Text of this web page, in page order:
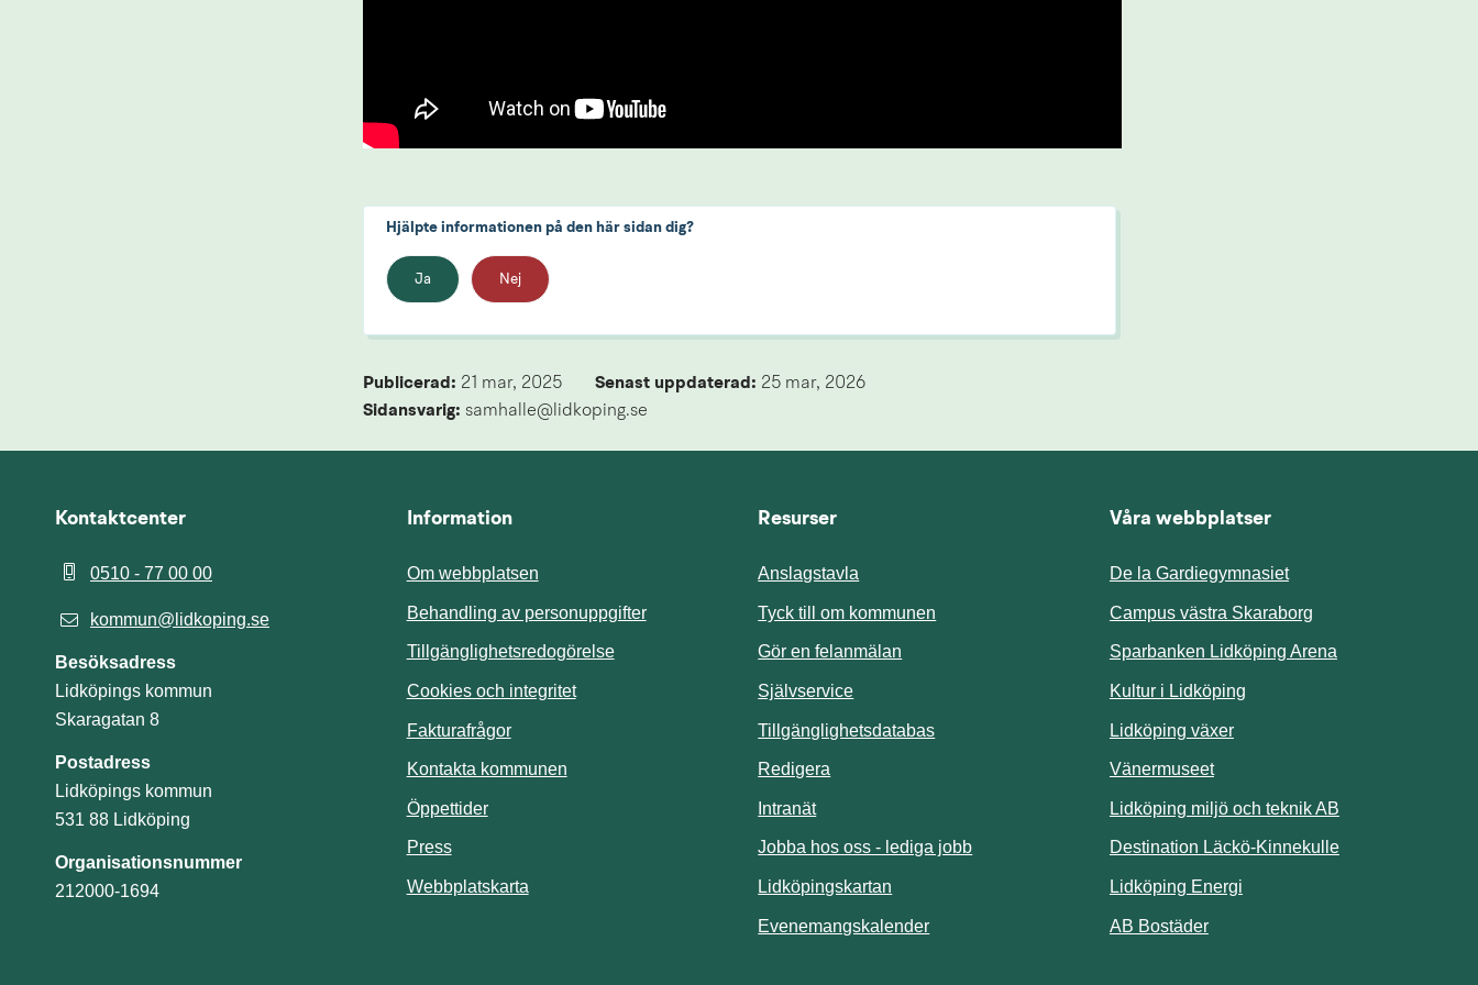
Hjälpte informationen på den här sidan dig?
Ja Nej
Publicerad: 21 mar, 2025 Senast uppdaterad: 25 mar, 2026
Sidansvarig: samhalle@lidkoping.se
Kontaktcenter
0510 - 77 00 00
kommun@lidkoping.se
Besöksadress
Lidköpings kommun
Skaragatan 8
Postadress
Lidköpings kommun
531 88 Lidköping
Organisationsnummer
212000-1694
Information
Om webbplatsen
Behandling av personuppgifter
Tillgänglighetsredogörelse
Cookies och integritet
Fakturafrågor
Kontakta kommunen
Öppettider
Press
Webbplatskarta
Resurser
Anslagstavla
Tyck till om kommunen Länk till annan webbplats.
Gör en felanmälan
SjälvserviceLänk till annan webbplats.
TillgänglighetsdatabasLänk till annan webbplats.
Redigera
IntranätLänk till annan webbplats.
Jobba hos oss - lediga jobb
Lidköpingskartan
EvenemangskalenderLänk till annan webbplats.
Våra webbplatser
De la Gardiegymnasiet
Campus västra Skaraborg
Sparbanken Lidköping Arena
Kultur i Lidköping
Lidköping växer
Vänermuseet
Lidköping miljö och teknik AB
Destination Läckö-KinnekulleLänk till annan
Lidköping EnergiLänk till annan webbplats.
AB BostäderLänk till annan webbplats.